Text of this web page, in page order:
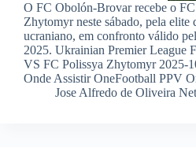
O FC Obolón-Brovar recebe o
Zhytomyr neste sábado, pela elite
ucraniano, em confronto válido
2025. Ukrainian Premier League
VS FC Polissya Zhytomyr 2025-
Onde Assistir OneFootball PPV
Jose Alfredo de Oliveira